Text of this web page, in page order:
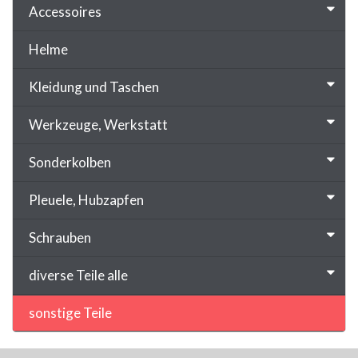
Accessoires
Helme
Kleidung und Taschen
Werkzeuge, Werkstatt
Sonderkolben
Pleuele, Hubzapfen
Schrauben
diverse Teile alle
sonstige Teile